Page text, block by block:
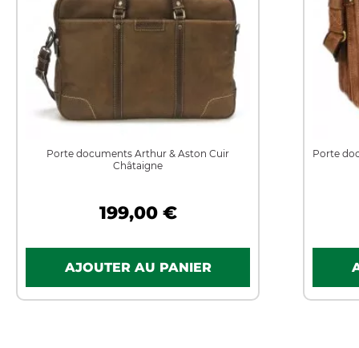
Porte documents Arthur & Aston Cuir
Châtaigne
199,00 €
Porte